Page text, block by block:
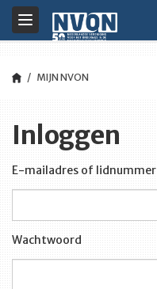
Toggle
navigation
MIJN NVON
Inloggen
E-mailadres of lidnummer
Wachtwoord